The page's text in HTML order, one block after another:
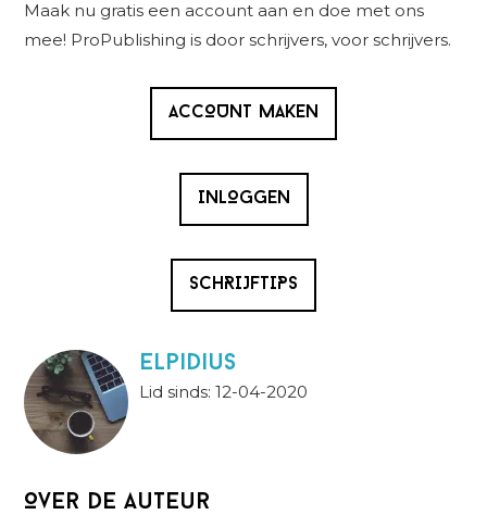
Maak nu gratis een account aan en doe met ons
mee! ProPublishing is door schrijvers, voor schrijvers.
ACCOUNT MAKEN
INLOGGEN
SCHRIJFTIPS
Elpidius
Lid sinds: 12-04-2020
Over de auteur